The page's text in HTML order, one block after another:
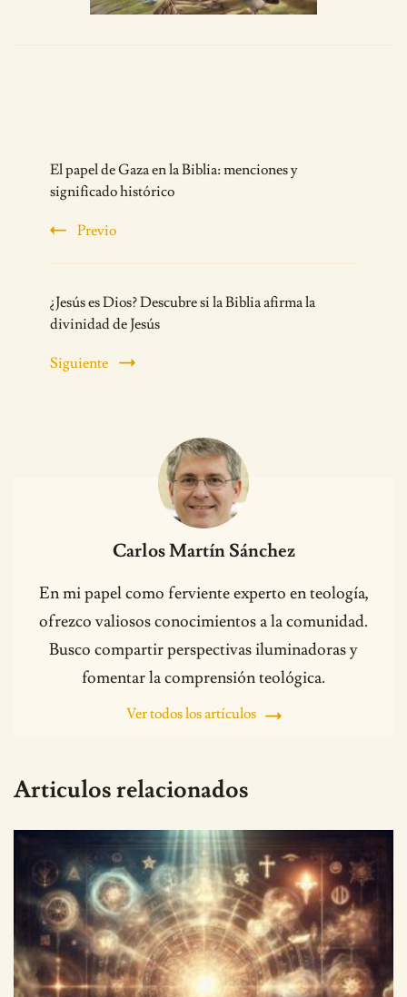
Navigation
El papel de Gaza en la Biblia: menciones y
significado histórico
Previo
¿Jesús es Dios? Descubre si la Biblia afirma la
divinidad de Jesús
Siguiente
Carlos Martín Sánchez
En mi papel como ferviente experto en teología,
ofrezco valiosos conocimientos a la comunidad.
Busco compartir perspectivas iluminadoras y
fomentar la comprensión teológica.
Ver todos los artículos
Articulos relacionados